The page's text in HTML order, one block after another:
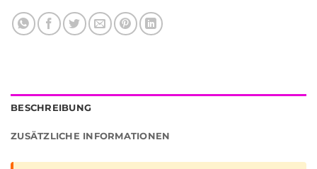
BESCHREIBUNG
ZUSÄTZLICHE INFORMATIONEN